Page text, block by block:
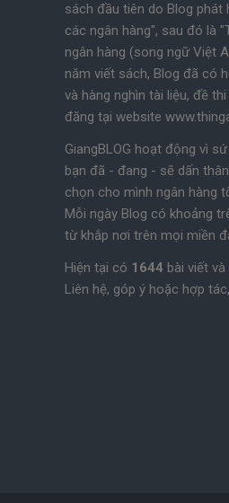
sách đầu tiên do Blog phát
các ngân hàng", sau đó là
ngân hàng (song ngữ Việt
năm viết sách, Blog đã có
và hàng nghìn tài liệu, đề
đăng tại website
GiangBLOG hoạt động vì
bạn đã - đang - sẽ dấn
chọn cho mình ngân hàng
Mỗi ngày Blog có khoảng
từ khắp nơi trên mọi miền
Hiện tại có 1644 bài viết và
Liên hệ, góp ý hoặc hợp